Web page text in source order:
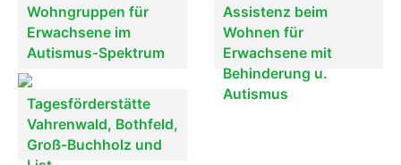
Wohngruppen für
Erwachsene im
Autismus-Spektrum
Assistenz beim
Wohnen für
Erwachsene mit
Behinderung u.
Autismus
Tagesförderstätte
Vahrenwald, Bothfeld,
Groß-Buchholz und